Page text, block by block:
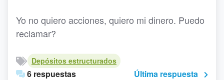
Yo no quiero acciones, quiero mi dinero. Puedo
reclamar?
Depósitos estructurados
6 respuestas Última respuesta